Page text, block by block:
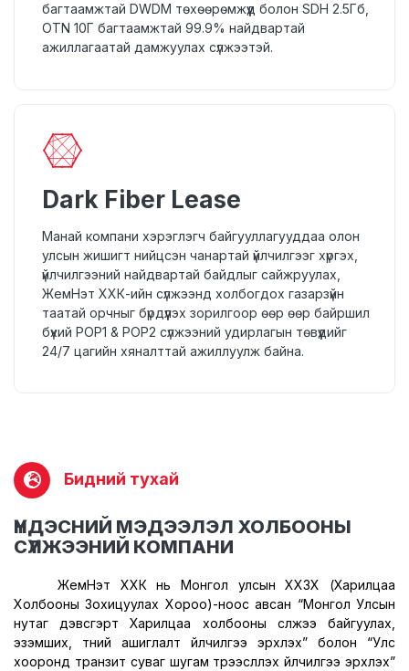
багтаамжтай DWDM төхөөрөмжүүд болон SDH 2.5Гб,
OTN 10Г багтаамжтай 99.9% найдвартай
ажиллагаатай дамжуулах сүлжээтэй.
Dark Fiber Lease
Манай компани хэрэглэгч байгууллагууддаа олон
улсын жишигт нийцсэн чанартай үйлчилгээг хүргэх,
үйлчилгээний найдвартай байдлыг сайжруулах,
ЖемНэт ХХК-ийн сүлжээнд холбогдох газарзүйн
таатай орчныг бүрдүүлэх зорилгоор өөр өөр байршил
бүхий POP1 & POP2 сүлжээний удирлагын төвүүдийг
24/7 цагийн хяналттай ажиллуулж байна.
Бидний тухай
ҮНДЭСНИЙ МЭДЭЭЛЭЛ ХОЛБООНЫ
СҮЛЖЭЭНИЙ КОМПАНИ
ЖемНэт ХХК нь Монгол улсын ХХЗХ (Харилцаа
Холбооны Зохицуулах Хороо)-ноос авсан “Монгол Улсын
нутаг дэвсгэрт Харилцаа холбооны сүлжээ байгуулах,
эзэмших, түүний ашиглалт үйлчилгээ эрхлэх” болон “Улс
хооронд транзит суваг шугам түрээслүүлэх үйлчилгээ эрхлэх”